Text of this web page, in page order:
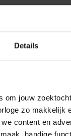
Details
om jouw
zo makkelijk
content en
handige
TO